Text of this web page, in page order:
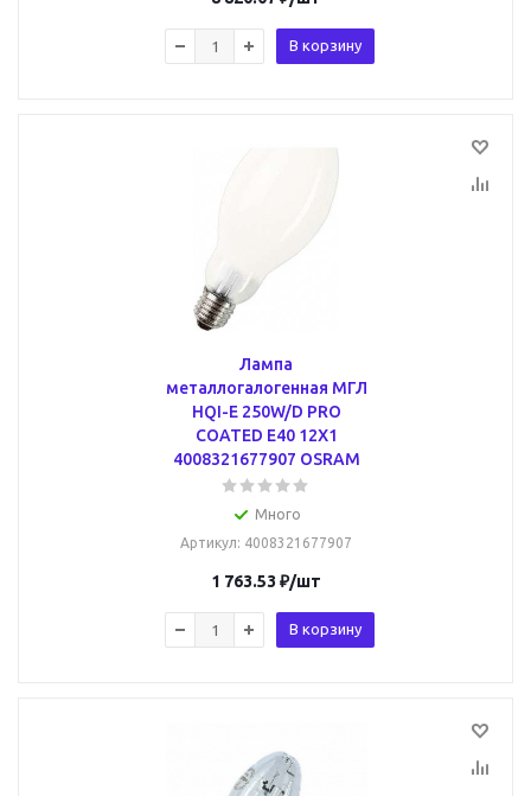
В корзину
Лампа
металлогалогенная МГЛ
HQI-E 250W/D PRO
COATED E40 12X1
4008321677907 OSRAM
Много
Артикул: 4008321677907
1 763.53 ₽/шт
В корзину